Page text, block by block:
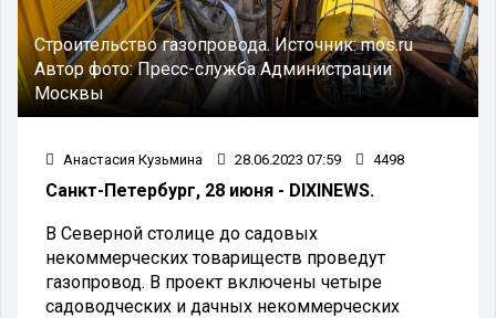
Строительство газопровода.Источник:mos.ru
Автор фото:Пресс-служба Администрации
Москвы
Анастасия Кузьмина 28.06.2023 07:59 4498
Санкт-Петербург, 28 июня - DIXINEWS.
В Северной столице до садовых
некоммерческих товариществ проведут
газопровод. В проект включены четыре
садоводческих и дачных некоммерческих